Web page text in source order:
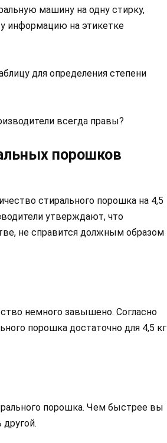
машину на одну стирку,
информацию на этикетке
для определения степени
всегда правы?
порошков
стирального порошка на 4,5
утверждают, что
не справится должным образом
немного завышено. Согласно
порошка достаточно для 4,5 кг
порошка. Чем быстрее вы